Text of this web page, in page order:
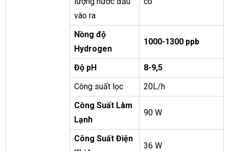
vào ra
Nồng độ
Hydrogen
1000-1300 ppb
Độ pH
8-9,5
Công suất lọc
20L/h
Công Suất Làm
Lạnh
90 W
Công Suất Điện
36 W